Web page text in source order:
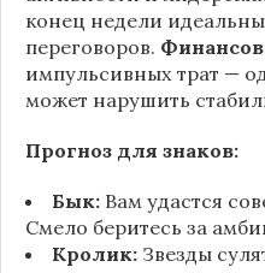
конец недели
переговоров.
импульсивных трат —
может нарушить
Прогноз для знаков:
Бык: Вам удастся
Смело беритесь за
Кролик: Звезды